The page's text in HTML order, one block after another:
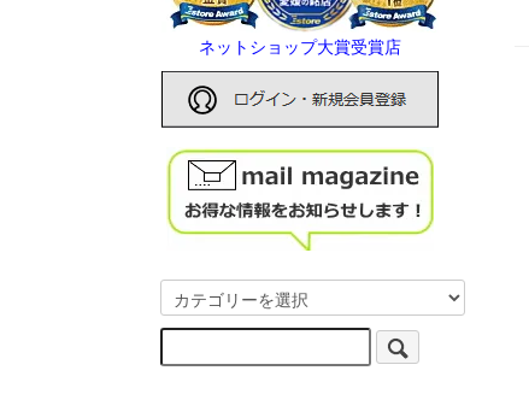
ネットショップ大賞受賞店